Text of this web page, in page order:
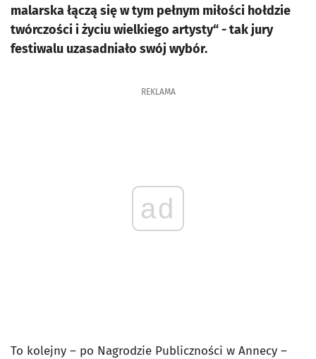
malarska łączą się w tym pełnym miłości hołdzie
twórczości i życiu wielkiego artysty“ - tak jury
festiwalu uzasadniało swój wybór.
REKLAMA
ad
To kolejny – po Nagrodzie Publiczności w Annecy –